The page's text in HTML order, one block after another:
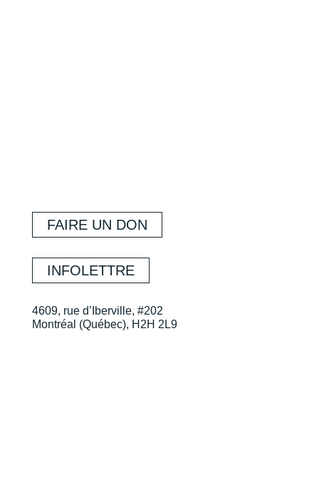
FAIRE UN DON
INFOLETTRE
4609, rue d’Iberville, #202
Montréal (Québec), H2H 2L9